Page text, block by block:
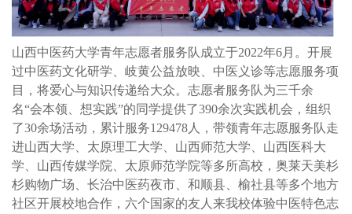
山西中医药大学青年志愿者服务队成立于2022年6月。开展
过中医药文化研学、岐黄公益放映、中医义诊等志愿服务项
目，将爱心与知识传递给大众。志愿者服务队为三千余
名“会本领、想实践”的同学提供了390余次实践机会，组织
了30余场活动，累计服务129478人，带领青年志愿服务队走
进山西大学、太原理工大学、山西师范大学、山西医科大
学、山西传媒学院、太原师范学院等多所高校，奥莱天美杉
杉购物广场、长治中医药夜市、和顺县、榆社县等多个地方
社区开展校地合作，六个国家的友人来我校体验中医特色志